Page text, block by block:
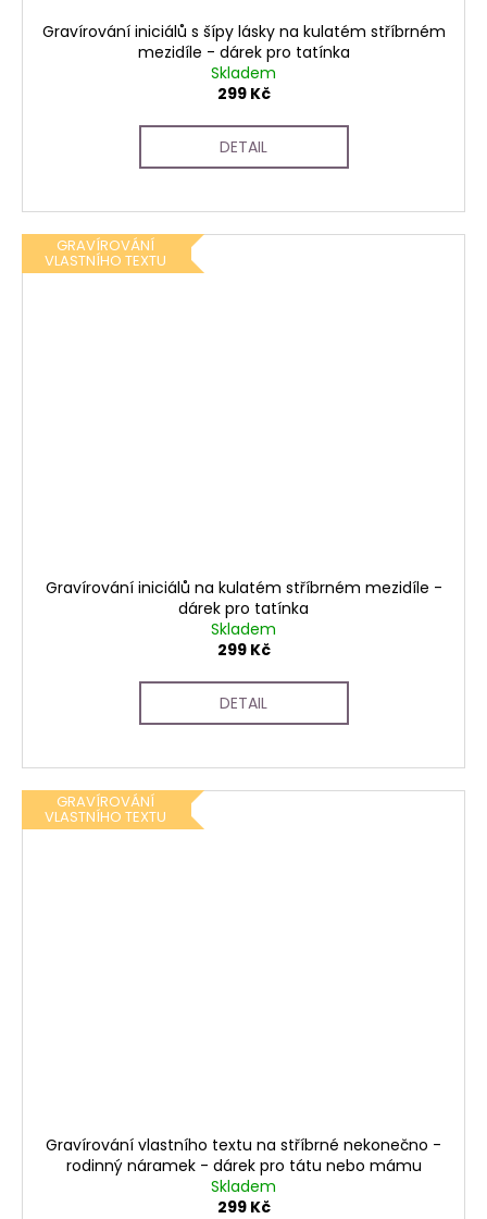
Gravírování iniciálů s šípy lásky na kulatém stříbrném
mezidíle - dárek pro tatínka
Skladem
299 Kč
DETAIL
GRAVÍROVÁNÍ
VLASTNÍHO TEXTU
Gravírování iniciálů na kulatém stříbrném mezidíle -
dárek pro tatínka
Skladem
299 Kč
DETAIL
GRAVÍROVÁNÍ
VLASTNÍHO TEXTU
Gravírování vlastního textu na stříbrné nekonečno -
rodinný náramek - dárek pro tátu nebo mámu
Skladem
299 Kč